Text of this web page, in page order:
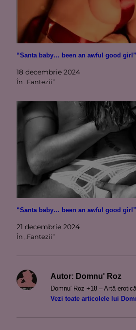
“Santa baby… been an awful good
18 decembrie 2024
În „Fantezii”
“Santa baby… been an awful good
21 decembrie 2024
În „Fantezii”
Autor: Domnu' Roz
Domnu' Roz +18 – Artă
Vezi toate articolele lui